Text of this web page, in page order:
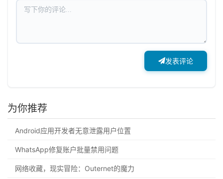
发表评论
为你推荐
Android应用开发者无意泄露用户位置
WhatsApp修复账户批量禁用问题
网络收藏，现实冒险：Outernet的魔力